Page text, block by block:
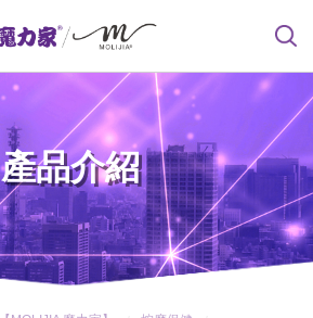
產品介紹